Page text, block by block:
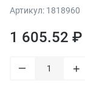
Артикул: 1818960
1 605.52 ₽
– +